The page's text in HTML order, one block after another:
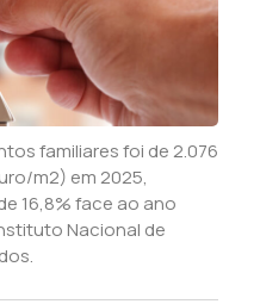
familiares foi de 2.076
m2) em 2025,
16,8% face ao ano
Nacional de